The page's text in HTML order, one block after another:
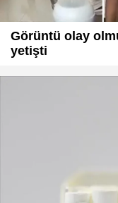
Görüntü olay
yetişti